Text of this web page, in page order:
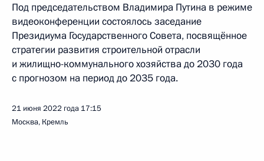
Под председательством Владимира Путина в режиме
видеоконференции состоялось заседание
Президиума Государственного Совета, посвящённое
стратегии развития строительной отрасли
и жилищно-коммунального хозяйства до 2030 года
с прогнозом на период до 2035 года.
21 июня 2022 года 17:15
Москва, Кремль